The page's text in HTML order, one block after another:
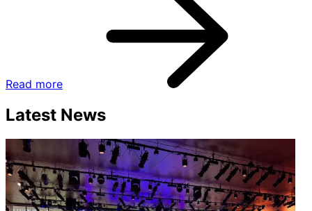
Read more
Latest News